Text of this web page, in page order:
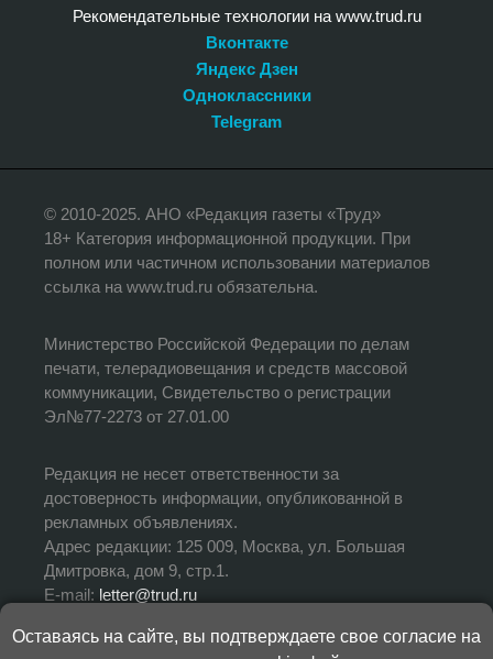
Рекомендательные технологии на www.trud.ru
Вконтакте
Яндекс Дзен
Одноклассники
Telegram
© 2010-2025. АНО «Редакция газеты «Труд»
18+ Категория информационной продукции. При
полном или частичном использовании материалов
ссылка на www.trud.ru обязательна.
Министерство Российской Федерации по делам
печати, телерадиовещания и средств массовой
коммуникации, Свидетельство о регистрации
Эл№77-2273 от 27.01.00
Редакция не несет ответственности за
достоверность информации, опубликованной в
рекламных объявлениях.
Адрес редакции: 125 009, Москва, ул. Большая
Дмитровка, дом 9, стр.1.
E-mail: letter@trud.ru
УЧРЕДИТЕЛЬ: АНО «Редакция газеты «Труд»
Оставаясь на сайте, вы подтверждаете свое согласие на